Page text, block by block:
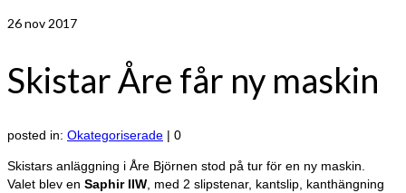
26nov 2017
Skistar Åre får ny maskin
posted in: Okategoriserade | 0
Skistars anläggning i Åre Björnen stod på tur för en ny maskin.
Valet blev en Saphir IIW , med 2 slipstenar, kantslip, kanthängning